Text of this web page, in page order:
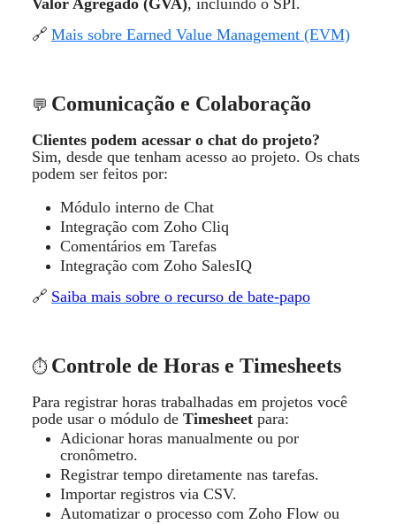
Valor Agregado (GVA), incluindo o SPI.
🔗 Mais sobre Earned Value Management (EVM)
💬 Comunicação e Colaboração
Clientes podem acessar o chat do projeto?
Sim, desde que tenham acesso ao projeto. Os chats
podem ser feitos por:
Módulo interno de Chat
Integração com Zoho Cliq
Comentários em Tarefas
Integração com Zoho SalesIQ
🔗 Saiba mais sobre o recurso de bate-papo
⏱️ Controle de Horas e Timesheets
Para registrar horas trabalhadas em projetos você
pode usar o módulo de Timesheet para:
Adicionar horas manualmente ou por
cronômetro.
Registrar tempo diretamente nas tarefas.
Importar registros via CSV.
Automatizar o processo com Zoho Flow ou